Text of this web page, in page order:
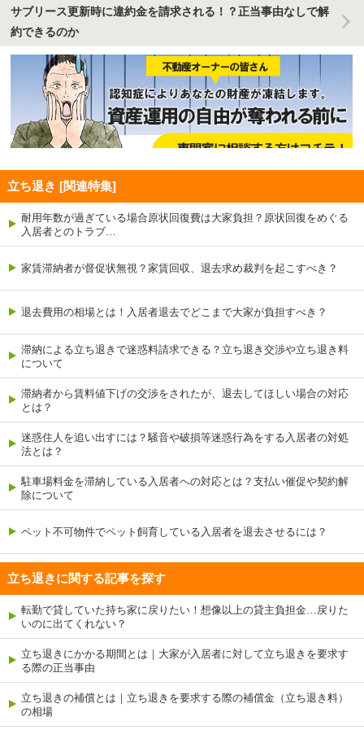
サブリース更新時に違約金を請求される！？正当事由なしで解
約できるのか
立ち退き [関連特集]
耐用年数が過ぎている場合原状回復費は大家負担？原状回復をめぐる
入居者とのトラブ…
家賃滞納者が督促状無視？家賃回収、退去求め裁判を起こすべき？
退去費用の相場とは！入居者退去でどこまで大家が負担すべき？
滞納による立ち退きで迷惑料請求できる？立ち退き交渉や立ち退き料
について
滞納者から賃料値下げの交渉をされたが、退去してほしい場合の対応
とは？
迷惑住人を追い出すには？騒音や破損等迷惑行為をする入居者の対処
法とは？
駐車場料金を滞納している入居者への対応とは？支払い催促や契約解
除について
ペット不可物件でペット飼育している入居者を退去させるには？
立ち退きに関する記事を探す
転勤で貸していた持ち家に戻りたい！想像以上の貸主負担金…戻りた
いのに出てくれない？
立ち退きにかかる期間とは｜大家が入居者に対して立ち退きを要求す
る際の正当事由
立ち退きの補償とは｜立ち退きを要求する際の補償金（立ち退き料）
の相場